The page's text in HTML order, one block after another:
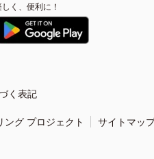
く、便利に！
く表記
ング プロジェクト サイトマッ